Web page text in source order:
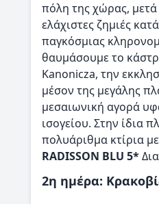
πόλη της χώρας,
ελάχιστες ζημιές
παγκόσμιας
θαυμάσουμε το
Kanonicza, την
μέσον της μεγάλης
μεσαιωνική αγορά
ισογείου. Στην ίδια
πολυάριθμα κτίρια
RADISSON BLU 5*
2η ημέρα: